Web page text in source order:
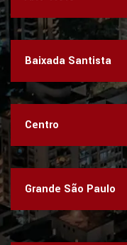
Baixada Santista
Centro
Grande São Paulo